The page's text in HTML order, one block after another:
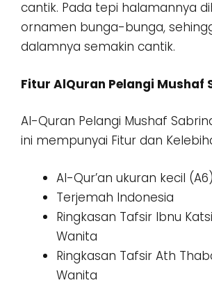
cantik. Pada tepi halamannya
ornamen bunga-bunga,
dalamnya semakin cantik.
Fitur AlQuran Pelangi Mushaf
Al-Quran Pelangi Mushaf
ini mempunyai Fitur dan
Al-Qur’an ukuran kecil (A6)⁣⁣
Terjemah Indonesia⁣⁣
Ringkasan Tafsir Ibnu
Wanita⁣⁣
Ringkasan Tafsir Ath
Wanita⁣⁣